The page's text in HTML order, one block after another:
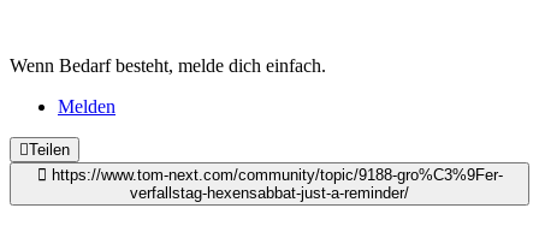
Wenn Bedarf besteht, melde dich einfach.
Melden
Teilen
https://www.tom-next.com/community/topic/9188-gro%C3%9Fer-
verfallstag-hexensabbat-just-a-reminder/